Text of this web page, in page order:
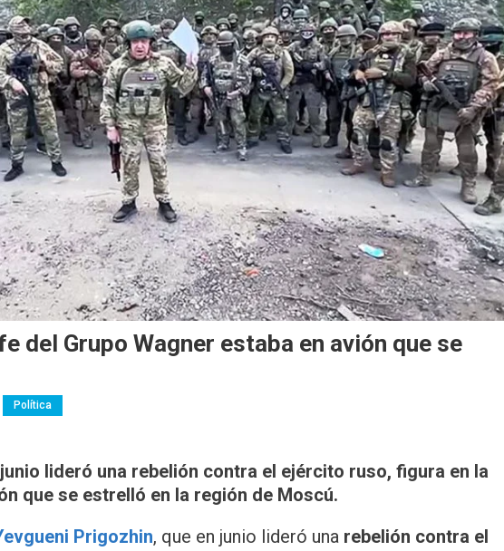
del Grupo Wagner estaba en avión que se
Política
lideró una rebelión contra el ejército ruso, figura en la
que se estrelló en la región de Moscú.
Prigozhin, que en junio lideró una rebelión contra el